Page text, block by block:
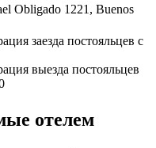
Obligado 1221, Buenos
заезда постояльцев с
выезда постояльцев
отелем